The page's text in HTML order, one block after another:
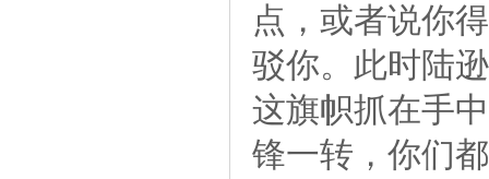
点，或者说你
驳你。此时陆
这旗帜抓在手
锋一转，你们